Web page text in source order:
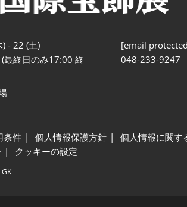
- 22 (土)
最終日のみ17:00 終
[email
048-233-9247
条件 個人情報保護方針 個人情報に関す
クッキーの設定